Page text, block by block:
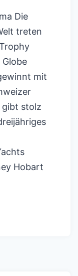
Die
treten
mit
gibt stolz
Hobart